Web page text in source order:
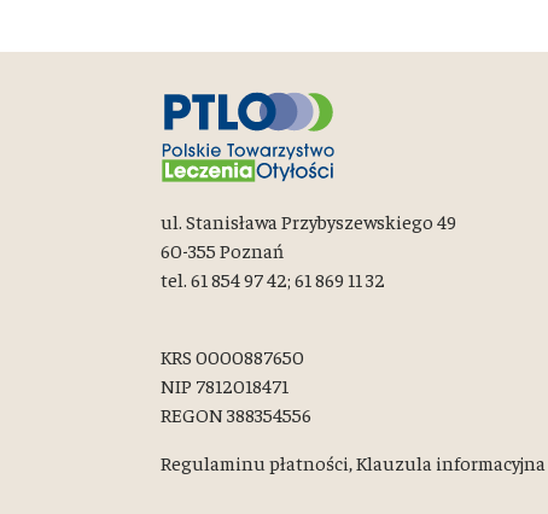
ul. Stanisława Przybyszewskiego 49
60-355 Poznań
tel. 61 854 97 42; 61 869 11 32
KRS 0000887650
NIP 7812018471
REGON 388354556
Regulaminu płatności, Klauzula informacyjna